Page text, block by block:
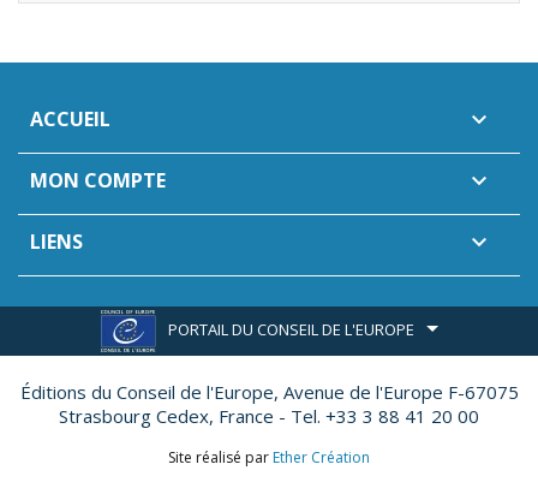
ACCUEIL 
MON COMPTE 
LIENS 
PORTAIL DU CONSEIL DE L'EUROPE
Éditions du Conseil de l'Europe, Avenue de l'Europe F-67075
Strasbourg Cedex, France - Tel. +33 3 88 41 20 00
Site réalisé par Ether Création